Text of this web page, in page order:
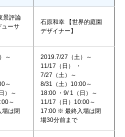
景評論
ューサ
石原和幸 【世界的庭園
デザイナー】
～
～
）～
～
は閉
2019.7/27（土）～
11/17（日） ・
7/27（土）～
8/31（土）10:00～
18:00 ・9/ 1（日）～
11/17（日）10:00～
17:00 ※ 最終入場は閉
場30分前まで